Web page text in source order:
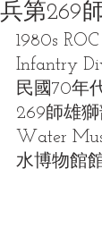
兵第269
1980s
Infantry
民國70年
269師雄
Water
水博物館